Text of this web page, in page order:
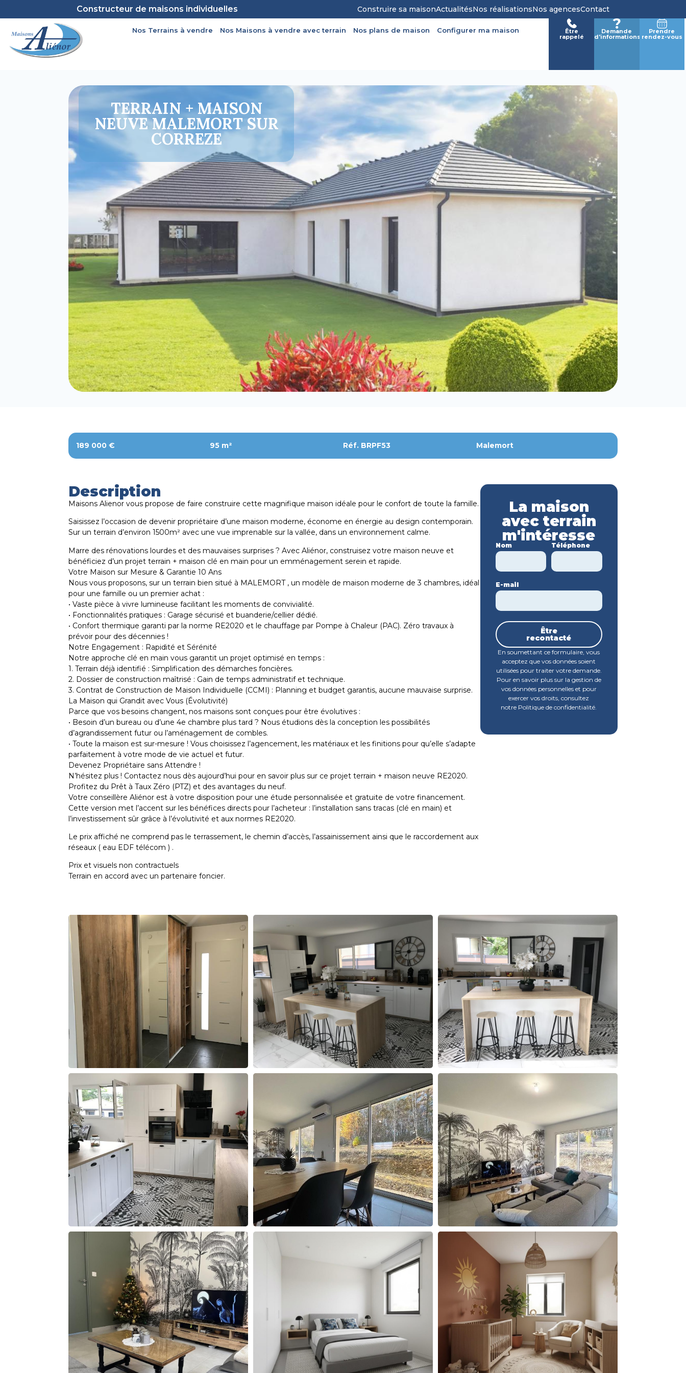
Constructeur de maisons individuelles Construire sa maisonActualitésNos réalisationsNos agencesContact
Nos Terrains à vendre Nos Maisons à vendre avec terrain Nos plans de maison Configurer ma maison Être
rappelé
Demande
d'informations
Prendre
rendez-vous
TERRAIN + MAISON
NEUVE MALEMORT SUR
CORREZE
189 000 € 95 m² Réf. BRPF53 Malemort
Description
Maisons Alienor vous propose de faire construire cette magnifique maison idéale pour le confort de toute la famille.
Saisissez l’occasion de devenir propriétaire d’une maison moderne, économe en énergie au design contemporain.
Sur un terrain d’environ 1500m² avec une vue imprenable sur la vallée, dans un environnement calme.
Marre des rénovations lourdes et des mauvaises surprises ? Avec Aliénor, construisez votre maison neuve et
bénéficiez d’un projet terrain + maison clé en main pour un emménagement serein et rapide.
Votre Maison sur Mesure & Garantie 10 Ans
Nous vous proposons, sur un terrain bien situé à MALEMORT , un modèle de maison moderne de 3 chambres, idéal
pour une famille ou un premier achat :
• Vaste pièce à vivre lumineuse facilitant les moments de convivialité.
• Fonctionnalités pratiques : Garage sécurisé et buanderie/cellier dédié.
• Confort thermique garanti par la norme RE2020 et le chauffage par Pompe à Chaleur (PAC). Zéro travaux à
prévoir pour des décennies !
Notre Engagement : Rapidité et Sérénité
Notre approche clé en main vous garantit un projet optimisé en temps :
1. Terrain déjà identifié : Simplification des démarches foncières.
2. Dossier de construction maîtrisé : Gain de temps administratif et technique.
3. Contrat de Construction de Maison Individuelle (CCMI) : Planning et budget garantis, aucune mauvaise surprise.
La Maison qui Grandit avec Vous (Évolutivité)
Parce que vos besoins changent, nos maisons sont conçues pour être évolutives :
• Besoin d’un bureau ou d’une 4e chambre plus tard ? Nous étudions dès la conception les possibilités
d’agrandissement futur ou l’aménagement de combles.
• Toute la maison est sur-mesure ! Vous choisissez l’agencement, les matériaux et les finitions pour qu’elle s’adapte
parfaitement à votre mode de vie actuel et futur.
Devenez Propriétaire sans Attendre !
N’hésitez plus ! Contactez nous dès aujourd’hui pour en savoir plus sur ce projet terrain + maison neuve RE2020.
Profitez du Prêt à Taux Zéro (PTZ) et des avantages du neuf.
Votre conseillère Aliénor est à votre disposition pour une étude personnalisée et gratuite de votre financement.
Cette version met l’accent sur les bénéfices directs pour l’acheteur : l’installation sans tracas (clé en main) et
l’investissement sûr grâce à l’évolutivité et aux normes RE2020.
Le prix affiché ne comprend pas le terrassement, le chemin d’accès, l’assainissement ainsi que le raccordement aux
réseaux ( eau EDF télécom ) .
Prix et visuels non contractuels
Terrain en accord avec un partenaire foncier.
La maison
avec terrain
m'intéresse
Nom Téléphone
E-mail
Être
recontacté
En soumettant ce formulaire, vous
acceptez que vos données soient
utilisées pour traiter votre demande.
Pour en savoir plus sur la gestion de
vos données personnelles et pour
exercer vos droits, consultez
notre Politique de confidentialité.